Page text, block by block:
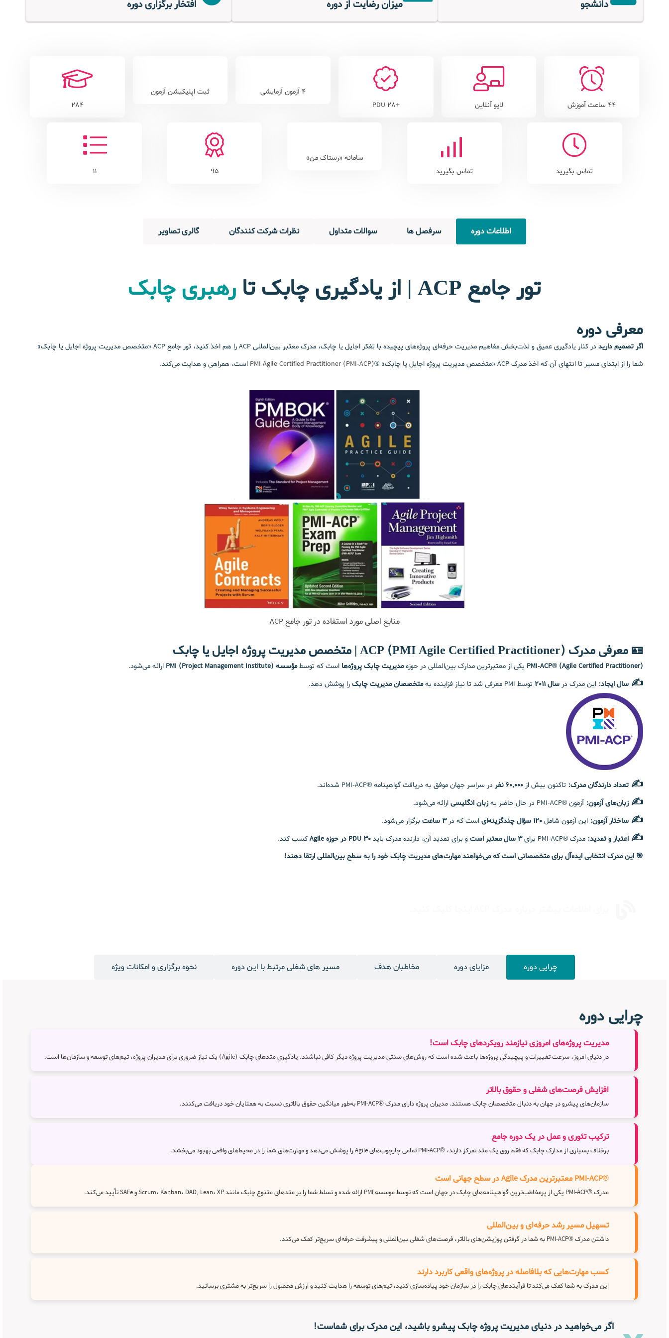
دانشجو میزان رضایت از دوره افتخار برگزاری دوره
44 ساعت آموزش لایو آنلاین +28 PDU
4 آزمون آزمایشی
ثبت اپلیکیشن آزمون
284
تماس بگیرید تماس بگیرید
سامانه «رستاک من»
95
11
اطلاعات دوره سرفصل ها سوالات متداول نظرات شرکت کنندگان گالری تصاویر
تور جامع ACP | از یادگیری چابک تا رهبری چابک
معرفی دوره
اگر تصمیم دارید
در کنار یادگیری عمیق و لذت‌بخش مفاهیم مدیریت حرفه‌ای پروژه‌های پیچیده با تفکر اجایل یا چابک، مدرک معتبر بین‌المللی ACP را هم اخذ کنید، تور جامع ACP «متخصص مدیریت پروژه اجایل یا چابک»
شما را از ابتدای مسیر تا انتهای آن که اخذ مدرک ACP «متخصص مدیریت پروژه اجایل یا چابک» ®
PMI Agile Certified Practitioner (PMI-ACP) است، همراهی و هدایت می‌کند.
منابع اصلی مورد استفاده در تور جامع ACP
🪪 معرفی مدرک ACP (PMI Agile Certified Practitioner) | متخصص مديريت پروژه اجایل یا چابک
PMI-ACP® (Agile Certified Practitioner) یکی از معتبرترین مدارک بین‌المللی در حوزهمدیریت چابک پروژه‌ها است که توسطمؤسسه PMI (Project Management Institute) ارائه می‌شود.
✍️ سال ایجاد: این مدرک در سال ۲۰۱۱ توسط PMI معرفی شد تا نیاز فزاینده به متخصصان مدیریت چابکرا پوشش دهد.
✍️ تعداد دارندگان مدرک: تاکنون بیش از ۶۰,۰۰۰ نفر در سراسر جهان موفق به دریافت گواهینامه ®PMI-ACP شده‌اند.
✍️زبان‌های آزمون: آزمون ®PMI-ACP در حال حاضر به زبانانگلیسیارائه می‌شود.
✍️ ساختار آزمون: این آزمون شامل۱۲۰ سؤال چندگزینه‌ای است که در۳ ساعت برگزار می‌شود.
✍️ اعتبار و تمدید: مدرک ®PMI-ACP برای ۳ سال معتبر است و برای تمدید آن، دارنده مدرک باید۳۰ PDU در حوزه Agile
کسب کند.
🎯 این مدرک انتخابی ایده‌آل برای متخصصانی است که می‌خواهند مهارت‌های مدیریت چابک خود را به سطح بین‌المللی ارتقا دهند!
چرایی دوره مزایای دوره مخاطبان هدف مسیر های شغلی مرتبط با این دوره نحوه برگزاری و امکانات ویژه
چرایی دوره
مدیریت پروژه‌های امروزی نیازمند رویکردهای چابک است!
در دنیای امروز، سرعت تغییرات و پیچیدگی پروژه‌ها باعث شده است که روش‌های سنتی مدیریت پروژه دیگر کافی نباشند. یادگیری متدهای چابک (Agile) یک نیاز ضروری برای مدیران پروژه، تیم‌های توسعه و سازمان‌ها است.
افزایش فرصت‌های شغلی و حقوق بالاتر
سازمان‌های پیشرو در جهان به دنبال متخصصان چابک هستند. مدیران پروژه دارای مدرک ®PMI-ACP به‌طور میانگین حقوق بالاتری نسبت به همتایان خود دریافت می‌کنند.
ترکیب تئوری و عمل در یک دوره جامع
برخلاف بسیاری از مدارک چابک که فقط روی یک متد تمرکز دارند، ®PMI-ACP تمامی چارچوب‌های Agile را پوشش می‌دهد و مهارت‌های شما را در محیط‌های واقعی بهبود می‌بخشد.
®PMI-ACP معتبرترین مدرک Agile در سطح جهانی است
مدرک ®PMI-ACP یکی از پرمخاطب‌ترین گواهینامه‌های چابک در جهان است که توسط موسسه PMI ارائه شده و تسلط شما را بر متدهای متنوع چابک مانند Scrum، Kanban، DAD, Lean، XP و SAFe تأیید می‌کند.
تسهیل مسیر رشد حرفه‌ای و بین‌المللی
داشتن مدرک ®PMI-ACP به شما در گرفتن پوزیشن‌های بالاتر، فرصت‌های شغلی بین‌المللی و پیشرفت حرفه‌ای سریع‌تر کمک می‌کند.
کسب مهارت‌هایی که بلافاصله در پروژه‌های واقعی کاربرد دارند
این مدرک به شما کمک می‌کند تا فرآیندهای چابک را در سازمان خود پیاده‌سازی کنید، تیم‌های توسعه را هدایت کنید و ارزش محصول را سریع‌تر به مشتری برسانید.
اگر می‌خواهید در دنیای مدیریت پروژه چابک پیشرو باشید، این مدرک برای شماست!